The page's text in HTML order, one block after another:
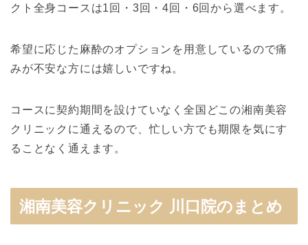
クト全身コースは1回・3回・4回・6回から選べます。
希望に応じた麻酔のオプションを用意しているので痛
みが不安な方には嬉しいですね。
コースに契約期間を設けていなく全国どこの湘南美容
クリニックに通えるので、忙しい方でも期限を気にす
ることなく通えます。
湘南美容クリニック 川口院のまとめ